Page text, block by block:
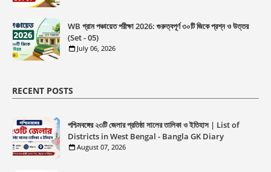
WB গ্রাম পঞ্চায়েত পরীক্ষা 2026: গুরুত্বপূর্ণ ৩০টি জিকে প্রশ্ন ও উত্তর
(Set - 05)
July 06, 2026
RECENT POSTS
পশ্চিমবঙ্গের ২৩টি জেলার প্রতিষ্ঠা সালের তালিকা ও ইতিহাস | List of
Districts in West Bengal - Bangla GK Diary
August 07, 2026